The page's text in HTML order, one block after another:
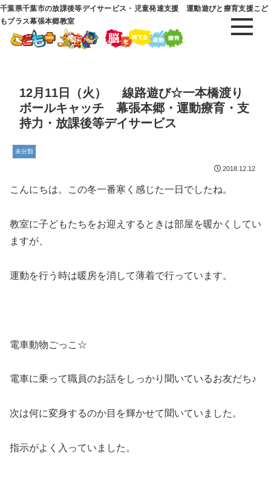
千葉県千葉市の放課後等デイサービス・児童発達支援 運動遊びと療育支援こど
もプラス幕張本郷教室
12月11日（火） 線路遊び☆一本橋渡り
ボールキャッチ 幕張本郷・運動療育・支
持力・放課後等デイサービス
未分類
2018.12.12
こんにちは。この冬一番寒く感じた一日でしたね。
教室に子どもたちをお迎えするときは部屋を暖かくしてい
ますが、
運動を行う時は暖房を消して薄着で行っています。
電車動物ごっこ☆
電車に乗って職員のお話をしっかり聞いているお友だち♪
次は何に変身するのか目を輝かせて聞いていました。
指示がよく入っていました。